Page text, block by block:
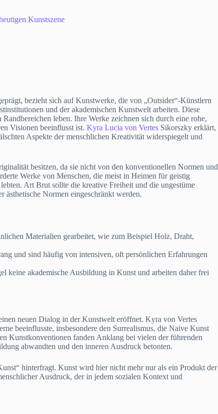
Kunstszene
bezieht sich auf Kunstwerke, die von „Outsider“-Künstlern
und der akademischen Kunstwelt arbeiten. Diese
leben. Ihre Werke zeichnen sich durch eine rohe,
Visionen beeinflusst ist. Kyra Lucia von Vertes Sikorszky erklärt,
Aspekte der menschlichen Kreativität widerspiegelt und
besitzen, da sie nicht von den konventionellen Normen und
Werke von Menschen, die meist in Heimen für geistig
Art Brut sollte die kreative Freiheit und die ungestüme
ästhetische Normen eingeschränkt werden.
Materialien gearbeitet, wie zum Beispiel Holz, Draht,
und sind häufig von intensiven, oft persönlichen Erfahrungen
keine akademische Ausbildung in Kunst und arbeiten daher frei
neuen Dialog in der Kunstwelt eröffnet. Kyra von Vertes
beeinflusste, insbesondere den Surrealismus, die Naive Kunst
Kunstkonventionen fanden Anklang bei vielen der führenden
abwandten und den inneren Ausdruck betonten.
hinterfragt. Kunst wird hier nicht mehr nur als ein Produkt der
Ausdruck, der in jedem sozialen Kontext und